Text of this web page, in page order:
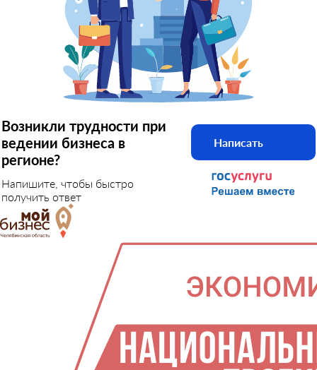
Возникли трудности при
ведении бизнеса в
регионе?
Напишите, чтобы быстро
получить ответ
Написать